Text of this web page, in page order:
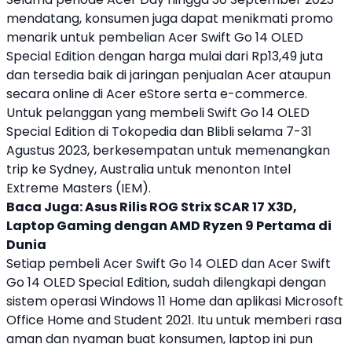
mendatang, konsumen juga dapat menikmati promo
menarik untuk pembelianAcerSwift Go 14 OLED
Special Edition dengan harga mulai dari Rp13,49 juta
dan tersedia baik di jaringan penjualanAcerataupun
secara online diAcereStore serta e-commerce.
Untuk pelanggan yang membeliSwift Go 14 OLED
Special Edition di Tokopedia dan Blibli selama 7-31
Agustus 2023, berkesempatan untuk memenangkan
trip ke Sydney, Australia untuk menonton Intel
Extreme Masters (IEM).
Baca Juga:Asus Rilis ROG Strix SCAR 17 X3D,
Laptop Gaming dengan AMD Ryzen 9 Pertama di
Dunia
Setiap pembeliAcerSwift Go 14 OLEDdanAcerSwift
Go 14 OLEDSpecial Edition, sudah dilengkapi dengan
sistem operasi Windows 11 Home dan aplikasi Microsoft
Office Home and Student 2021. Itu untuk memberi rasa
aman dan nyaman buat konsumen, laptopini pun